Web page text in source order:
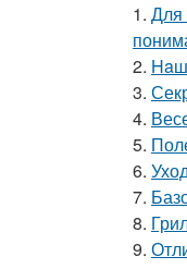
1. Для
2.
3.
4.
5.
6.
7.
8.
9.